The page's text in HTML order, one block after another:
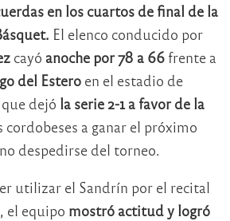
en los cuartos de final de la
El elenco conducido por
cayó anoche por 78 a 66 frente a
del Estero en el estadio de
dejó la serie 2-1 a favor de la
cordobeses a ganar el próximo
despedirse del torneo.
utilizar el Sandrín por el recital
, el equipo mostró actitud y logró